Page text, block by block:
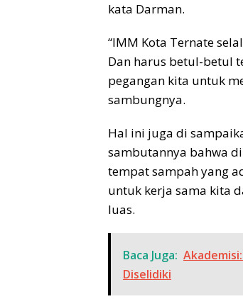
kata Darman.
“IMM Kota Ternate
Dan harus betul-betul
pegangan kita untuk
sambungnya.
Hal ini juga di
sambutannya bahwa
tempat sampah yang
untuk kerja sama kita
luas.
Baca Juga:
Diselidiki